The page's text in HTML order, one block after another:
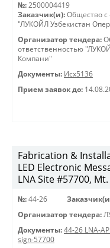
№: 2500004419
Заказчик(и): Общество с
"ЛУКОЙЛ Узбекистан
Организатор тендера:
ответственностью
Компани"
Документы: Исх5136
Прием заявок до:
Fabrication &
LED Electronic
LNA Site #57700,
№: 44-26
Организатор тендера:
Документы: 44-26 LNA-
sign-57700